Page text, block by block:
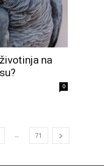
na
0
... 71